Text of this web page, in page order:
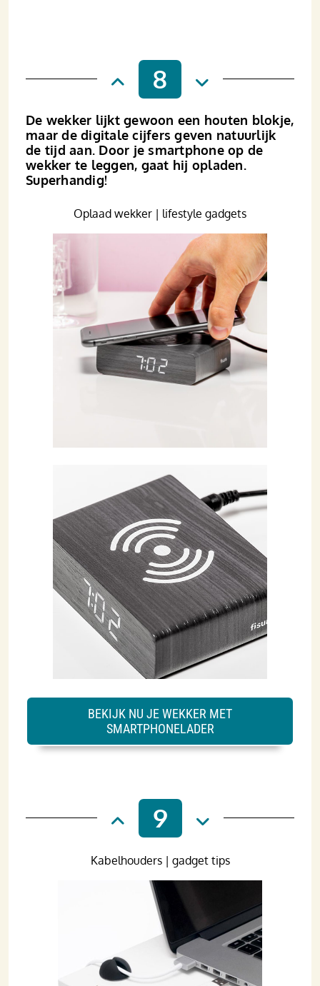
8
De wekker lijkt gewoon een houten blokje,
maar de digitale cijfers geven natuurlijk
de tijd aan. Door je smartphone op de
wekker te leggen, gaat hij opladen.
Superhandig!
Oplaad wekker | lifestyle gadgets
BEKIJK NU JE WEKKER MET
SMARTPHONELADER
9
Kabelhouders | gadget tips